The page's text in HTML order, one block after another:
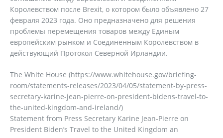
Королевством после Brexit, о котором было объявлено 27
февраля 2023 года. Оно предназначено для решения
проблемы перемещения товаров между Единым
европейским рынком и Соединенным Королевством в
действующий Протокол Северной Ирландии.
The White House (https://www.whitehouse.gov/briefing-
room/statements-releases/2023/04/05/statement-by-press-
secretary-karine-jean-pierre-on-president-bidens-travel-to-
the-united-kingdom-and-ireland/)
Statement from Press Secretary Karine Jean-Pierre on
President Biden’s Travel to the United Kingdom an